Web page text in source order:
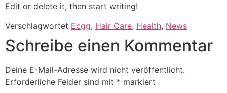
Edit or delete it, then start writing!
Verschlagwortet Ecgg, Hair Care, Health, News
Schreibe einen Kommentar
Deine E-Mail-Adresse wird nicht veröffentlicht.
Erforderliche Felder sind mit * markiert